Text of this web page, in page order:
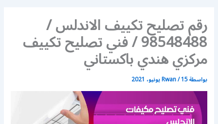
رقم تصليح تكييف الاندلس /
98548488 / فني تصليح تكييف
مركزي هندي باكستاني
بواسطة Rwan/15 يونيو، 2021